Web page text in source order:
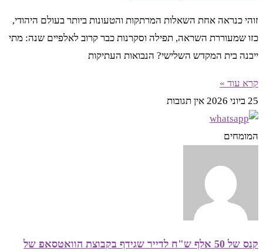
זוהי כנראה אחת השאלות המרתקות והטעונות ביותר בעולם היהודי,
כזו שמעוררת השראה, תפילה וסקרנות כבר קרוב לאלפיים שנה: מתי
ייבנה בית המקדש השלישי? הנבואות העתיקות
קרא עוד »
25 ביוני 2026
אין תגובות
המומחים
קנס של 50 אלף ש"ח לדייר שגידף בקבוצת הוואטסאפ של